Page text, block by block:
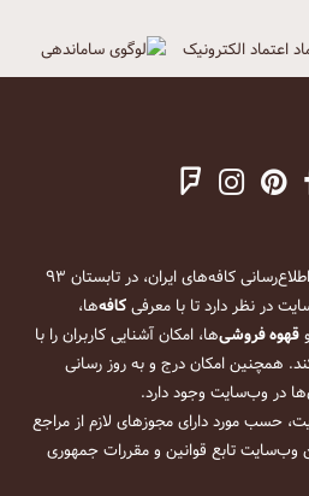
کافه‌یاب به عنوان مرجع معرفی و اطلاع‌رسانی کافه‌های ایران، در تابستان ۹۳
در نظر دارد تا با معرفیکافه‌ها،
قهوه فروشی‌ها، امکان آشنایی کاربران را با
همچنین امکان درج و به روز رسانی
در وب‌سایت وجود دارد.
حسب مورد دارای مجوزهای لازم از مراجع
وب‌سایت تابع قوانین و مقررات جمهوری